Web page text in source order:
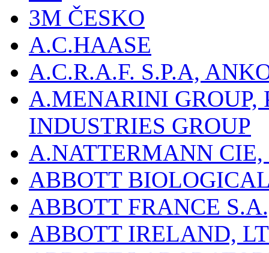
3M ČESKO
A.C.HAASE
A.C.R.A.F. S.P.A,
A.MENARINI
INDUSTRIES GROUP
A.NATTERMANN
ABBOTT
ABBOTT FRANCE
ABBOTT IRELAND,